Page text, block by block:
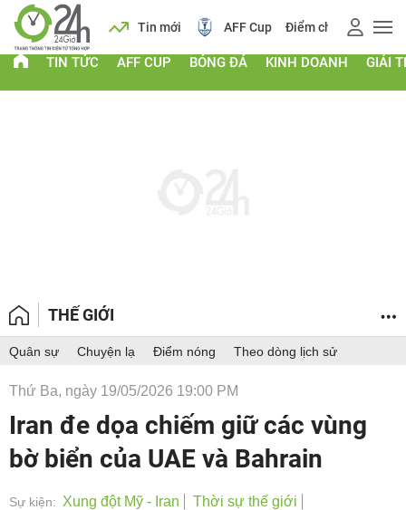
Lịch Tin mới AFF Cup Điểm chuẩn 2026
TIN TỨC AFF CUP BÓNG ĐÁ KINH DOANH GIẢI
THẾ GIỚI
Quân sự Chuyện lạ Điểm nóng Theo dòng lịch sử
Thứ Ba, ngày 19/05/2026 19:00 PM
Iran đe dọa chiếm giữ các vùng
bờ biển của UAE và Bahrain
Sự kiện: Xung đột Mỹ - Iran
Thời sự thế giới